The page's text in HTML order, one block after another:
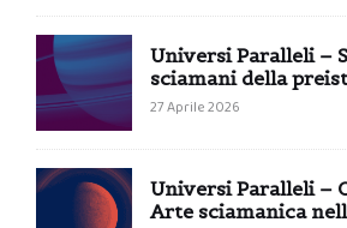
Universi Paralleli –
sciamani della
27 Aprile 2026
Universi Paralleli –
Arte sciamanica